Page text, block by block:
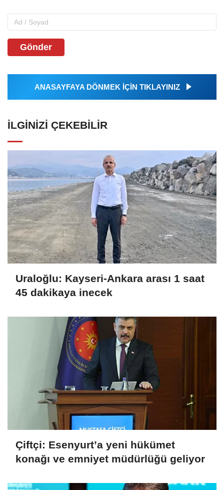
Gönder
ANASAYFAYA DÖNMEK İÇİN TIKLAYINIZ
İLGINIZI ÇEKEBILIR
Uraloğlu: Kayseri-Ankara arası 1 saat
45 dakikaya inecek
Çiftçi: Esenyurt’a yeni hükümet
konağı ve emniyet müdürlüğü geliyor